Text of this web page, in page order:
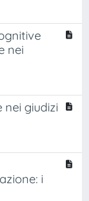
nei
giudizi
i